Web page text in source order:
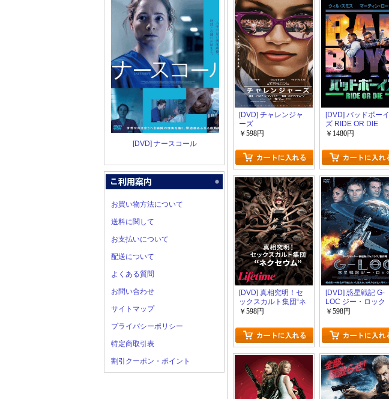
[DVD] ナースコール
お買い物方法について
送料に関して
お支払いについて
配送について
よくある質問
お問い合わせ
サイトマップ
プライバシーポリシー
特定商取引表
割引クーポン・ポイント
[DVD] チャレンジャ
ーズ
￥598円
[DVD] バッドボーイ
ズ RIDE OR DIE
￥1480円
[DVD] 真相究明！セ
ックスカルト集団“ネ
クセウム”
￥598円
[DVD] 惑星戦記 G-
LOC ジー・ロック
￥598円